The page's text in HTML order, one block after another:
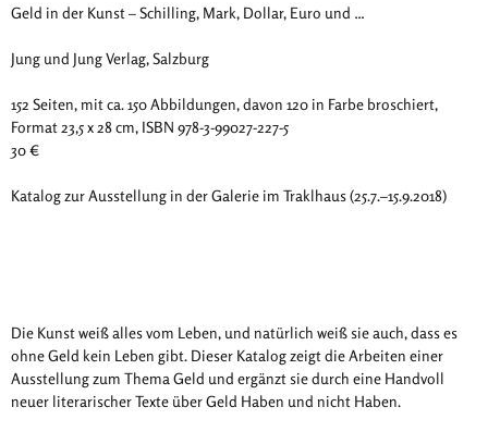
Geld in der Kunst – Schilling, Mark, Dollar, Euro und …
Jung und Jung Verlag, Salzburg
152 Seiten, mit ca. 150 Abbildungen, davon 120 in Farbe broschiert,
Format 23,5 x 28 cm, ISBN 978-3-99027-227-5
30 €
Katalog zur Ausstellung in der Galerie im Traklhaus (25.7.–15.9.2018)
Die Kunst weiß alles vom Leben, und natürlich weiß sie auch, dass es
ohne Geld kein Leben gibt. Dieser Katalog zeigt die Arbeiten einer
Ausstellung zum Thema Geld und ergänzt sie durch eine Handvoll
neuer literarischer Texte über Geld Haben und nicht Haben.